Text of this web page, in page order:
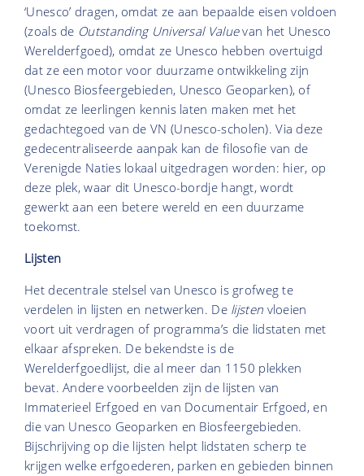
‘Unesco’ dragen, omdat ze aan bepaalde eisen voldoen
(zoals de Outstanding Universal Valuevan het Unesco
Werelderfgoed), omdat ze Unesco hebben overtuigd
dat ze een motor voor duurzame ontwikkeling zijn
(Unesco Biosfeergebieden, Unesco Geoparken), of
omdat ze leerlingen kennis laten maken met het
gedachtegoed van de VN (Unesco-scholen). Via deze
gedecentraliseerde aanpak kan de filosofie van de
Verenigde Naties lokaal uitgedragen worden: hier, op
deze plek, waar dit Unesco-bordje hangt, wordt
gewerkt aan een betere wereld en een duurzame
toekomst.
Lijsten
Het decentrale stelsel van Unesco is grofweg te
verdelen in lijsten en netwerken. De lijsten vloeien
voort uit verdragen of programma’s die lidstaten met
elkaar afspreken. De bekendste is de
Werelderfgoedlijst, die al meer dan 1150 plekken
bevat. Andere voorbeelden zijn de lijsten van
Immaterieel Erfgoed en van Documentair Erfgoed, en
die van Unesco Geoparken en Biosfeergebieden.
Bijschrijving op die lijsten helpt lidstaten scherp te
krijgen welke erfgoederen, parken en gebieden binnen